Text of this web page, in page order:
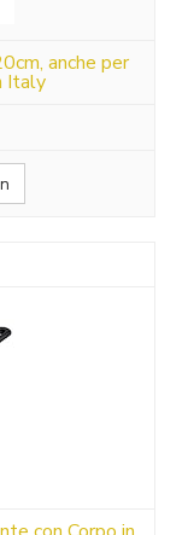
anche per
Italy